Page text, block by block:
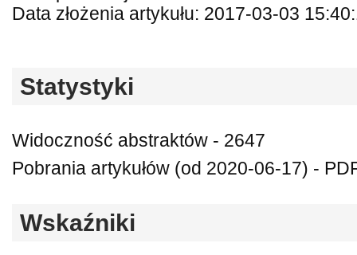
Data złożenia artykułu: 2017-03-03
Statystyki
Widoczność abstraktów - 2647
Pobrania artykułów (od 2020-06-17) -
Wskaźniki